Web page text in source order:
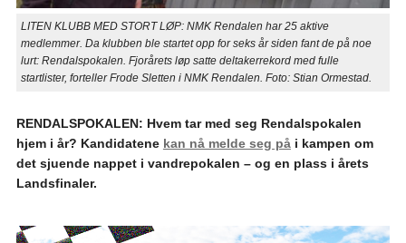
LITEN KLUBB MED STORT LØP: NMK Rendalen har 25 aktive
medlemmer. Da klubben ble startet opp for seks år siden fant de på noe
lurt: Rendalspokalen. Fjorårets løp satte deltakerrekord med fulle
startlister, forteller Frode Sletten i NMK Rendalen. Foto: Stian Ormestad.
RENDALSPOKALEN: Hvem tar med seg Rendalspokalen
hjem i år? Kandidatene kan nå melde seg påi kampen om
det sjuende nappet i vandrepokalen – og en plass i årets
Landsfinaler.